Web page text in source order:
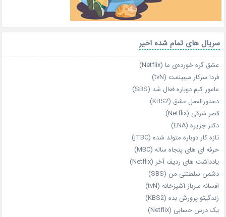
سریال های تمام شده اخیر
عشق گره خورده‌ی ما (Netflix)
فردا سرکار میبینمت (tvN)
مامور کیم دوباره فعال شد (SBS)
دستورالعمل عشق (KBS2)
قصر شرقی (Netflix)
دکتر جزیره (ENA)
تازه‌ کار دوباره‌ متولد شده (jTBC)
حرفه‌ ای‌ های پنجاه‌ ساله (MBC)
یادداشت‌ های ردیف آخر (Netflix)
دشمن سلطنتی من (SBS)
افسانه سرباز آشپزخانه (tvN)
زندگیتو پرورش بده (KBS2)
یک درس حسابی (Netflix)